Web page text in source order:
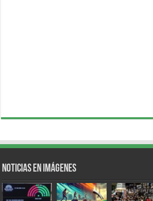
Noticias en Imágenes